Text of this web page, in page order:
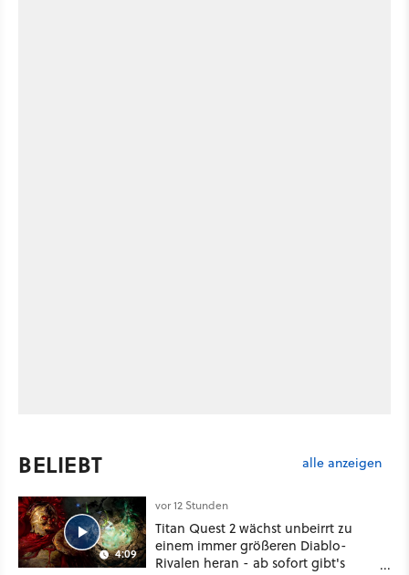
BELIEBT alle anzeigen
4:09
vor 12 Stunden
Titan Quest 2 wächst unbeirrt zu
einem immer größeren Diablo-
Rivalen heran - ab sofort gibt's